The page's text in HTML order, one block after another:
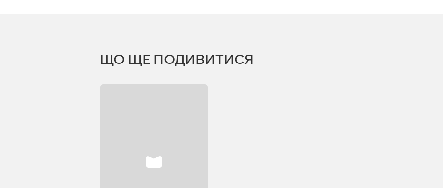
ЩО ЩЕ ПОДИВИТИСЯ